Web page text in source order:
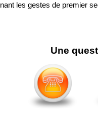
les gestes de premier
Une